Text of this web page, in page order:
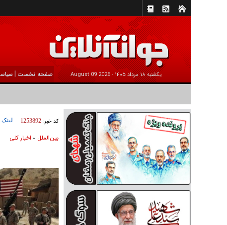
يکشنبه ۱۸ مرداد ۱۴۰۵ - 2026 August 09 صفحه نخست |
کد خبر: 1253892 لینک
بين‌الملل » اخبار كلی